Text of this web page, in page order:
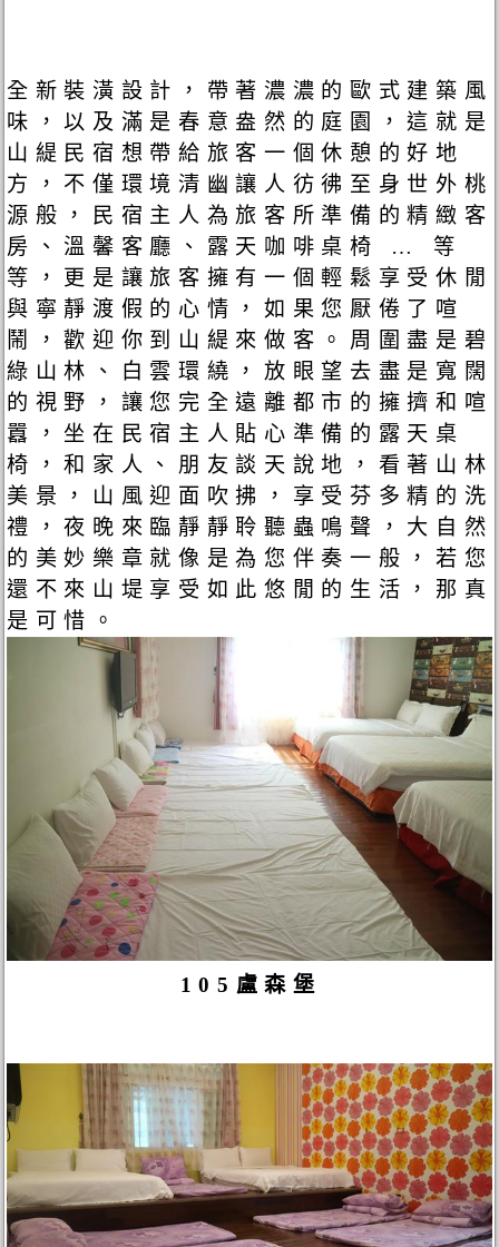
全新裝潢設計，帶著濃濃的歐式建築風
味，以及滿是春意盎然的庭園，這就是
山緹民宿想帶給旅客一個休憩的好地
方，不僅環境清幽讓人彷彿至身世外桃
源般，民宿主人為旅客所準備的精緻客
房、溫馨客廳、露天咖啡桌椅 … 等
等，更是讓旅客擁有一個輕鬆享受休閒
與寧靜渡假的心情，如果您厭倦了喧
鬧，歡迎你到山緹來做客。周圍盡是碧
綠山林、白雲環繞，放眼望去盡是寬闊
的視野，讓您完全遠離都市的擁擠和喧
囂，坐在民宿主人貼心準備的露天桌
椅，和家人、朋友談天說地，看著山林
美景，山風迎面吹拂，享受芬多精的洗
禮，夜晚來臨靜靜聆聽蟲鳴聲，大自然
的美妙樂章就像是為您伴奏一般，若您
還不來山堤享受如此悠閒的生活，那真
是可惜。
105盧森堡